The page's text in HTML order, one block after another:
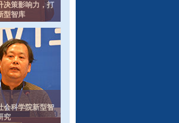
决策影响力，打
型智库
会科学院新型智
究